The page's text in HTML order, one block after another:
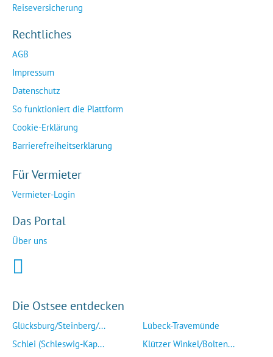
Reiseversicherung
Rechtliches
AGB
Impressum
Datenschutz
So funktioniert die Plattform
Cookie-Erklärung
Barrierefreiheitserklärung
Für Vermieter
Vermieter-Login
Das Portal
Über uns
Die Ostsee entdecken
Glücksburg/Steinberg/...
Schlei (Schleswig-Kap...
Lübeck-Travemünde
Klützer Winkel/Bolten...